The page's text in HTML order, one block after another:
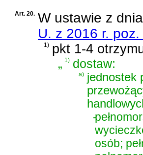
Art. 20. W ustawie z
U. z 2016 r.
1) pkt 1-4
„1) dostaw:
a) jednostek
-
osób;